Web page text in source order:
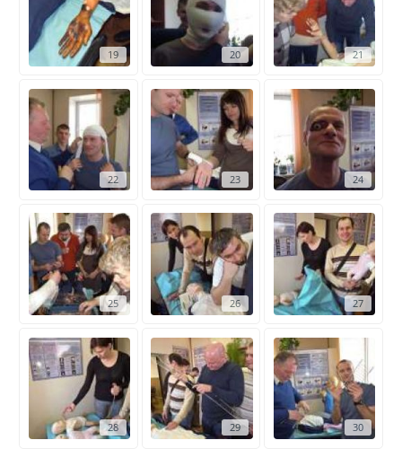
19 20 21
22 23 24
25 26 27
28 29 30